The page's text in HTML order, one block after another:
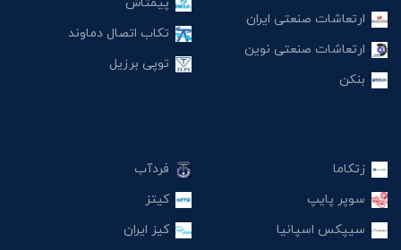
ارتعاشات صنعتی ایران
ارتعاشات صنعتی نوین
بنکن
تکاب اتصال دماوند
توپی برزیل
زتکاما
سوپر پایپ
سیپکس اسپانیا
فردآب
کیتز
کیز ایران